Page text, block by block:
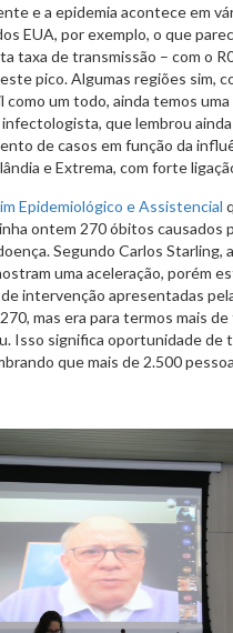
e a epidemia acontece em
EUA, por exemplo, o que
taxa de transmissão – com o
pico. Algumas regiões sim,
como um todo, ainda temos
infectologista, que lembrou
de casos em função da
e Extrema, com forte
Epidemiológico e Assistencial
ontem 270 óbitos causados
Segundo Carlos Starling,
uma aceleração, porém
intervenção apresentadas
mas era para termos mais
Isso significa oportunidade de
que mais de 2.500